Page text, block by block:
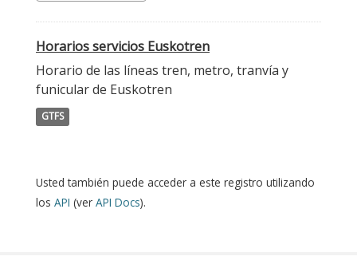
Horarios servicios Euskotren
Horario de las líneas tren, metro, tranvía y
funicular de Euskotren
GTFS
Usted también puede acceder a este registro utilizando
los API (ver API Docs).